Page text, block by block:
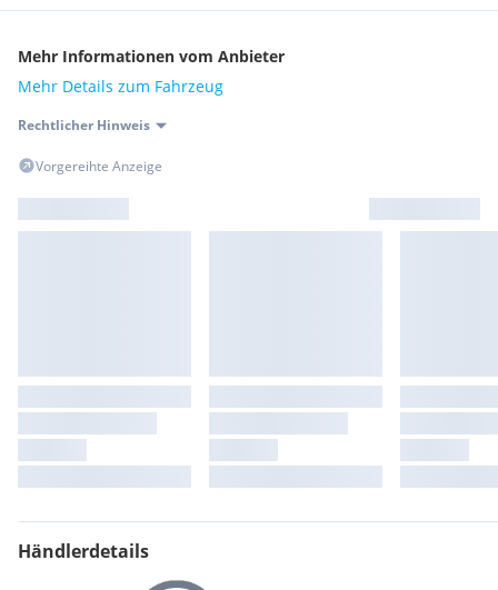
Mehr Informationen vom Anbieter
Mehr Details zum Fahrzeug
Rechtlicher Hinweis
Vorgereihte Anzeige
Händlerdetails